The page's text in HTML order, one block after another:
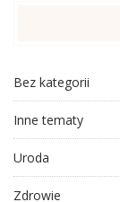
Bez kategorii
Inne tematy
Uroda
Zdrowie